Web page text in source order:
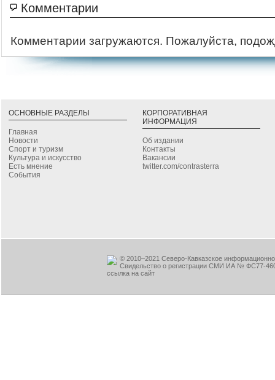
Комментарии
Комментарии загружаются. Пожалуйста,
ОСНОВНЫЕ РАЗДЕЛЫ
Главная
Новости
Спорт и туризм
Культура и искусство
Есть мнение
События
КОРПОРАТИВНАЯ
ИНФОРМАЦИЯ
Об издании
Контакты
Вакансии
twitter.com/contrasterra
© 2010–2021 Северо-Кавказское
Свидельство о регистрации СМИ ИА № ФС77-
ссылка на сайт